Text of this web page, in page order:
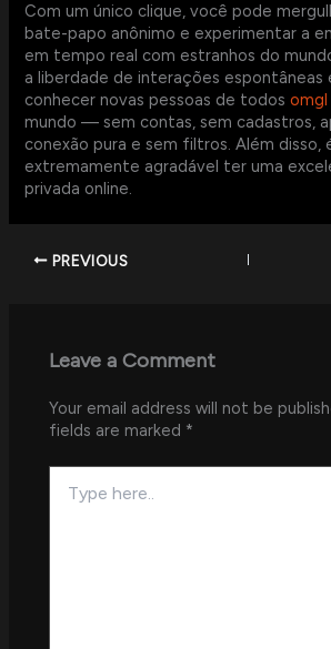
Com um único clique, você pode
bate-papo anônimo e experimentar a
em tempo real com estranhos do
a liberdade de interações espontâneas
conhecer novas pessoas de todosomgl
mundo — sem contas, sem cadastros,
conexão pura e sem filtros. Além disso,
extremamente agradável ter uma
privada online.
PREVIOUS
Leave a Comment
Your email address will not be
fields are marked *
here..